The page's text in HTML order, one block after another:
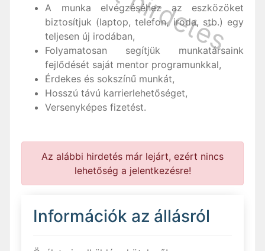
A munka elvégzéséhez az eszközöket
biztosítjuk (laptop, telefon, iroda, stb.) egy
teljesen új irodában,
Folyamatosan segítjük munkatársaink
fejlődését saját mentor programunkkal,
Érdekes és sokszínű munkát,
Hosszú távú karrierlehetőséget,
Versenyképes fizetést.
Az alábbi hirdetés már lejárt, ezért nincs
lehetőség a jelentkezésre!
Információk az állásról